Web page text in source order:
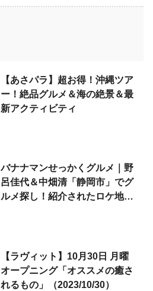
【あさパラ】超お得！沖縄ツア
ー！絶品グルメ＆海の絶景＆最
新アクティビティ
バナナマンせっかくグルメ｜野
呂佳代＆中畑清「静岡市」でグ
ルメ探し！紹介されたロケ地や
【ラヴィット】10月30日 月曜
オープニング「オススメの癒さ
れるもの」（2023/10/30）